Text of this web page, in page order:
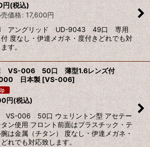
円(税込)
価格: 17,600円
アングリッド UD-9043 49口 専用
度なし・伊達メガネ・度付きどれでも対
す。
VS-006 50口 薄型1.6レンズ付
日本製 [VS-006]
円(税込)
VS-006 50口 ウェリントン型 アセテー
タン使用 フロント前面はプラスチック・テ
は金属（チタン） 度なし・伊達メガネ・
れでも対応致します。